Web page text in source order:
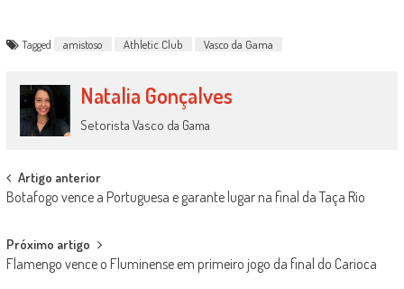
Tagged amistoso Athletic Club Vasco da Gama
Natalia Gonçalves
Setorista Vasco da Gama
Post
navigation
Artigo anterior
Botafogo vence a Portuguesa e garante lugar na final da Taça Rio
Próximo artigo
Flamengo vence o Fluminense em primeiro jogo da final do Carioca